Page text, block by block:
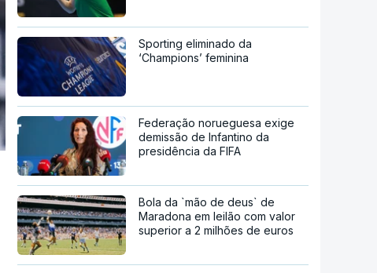
Sporting eliminado da
‘Champions’ feminina
Federação norueguesa exige
demissão de Infantino da
presidência da FIFA
Bola da `mão de deus` de
Maradona em leilão com valor
superior a 2 milhões de euros